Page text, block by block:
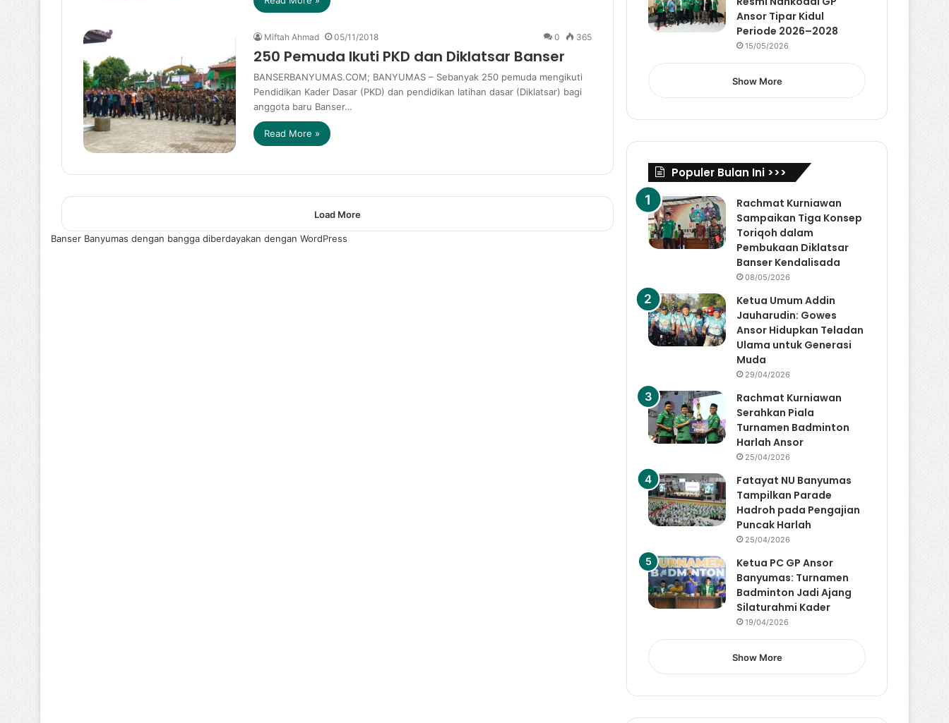
Miftah Ahmad 05/11/2018 0 365
250 Pemuda Ikuti PKD dan Diklatsar Banser
BANSERBANYUMAS.COM; BANYUMAS – Sebanyak 250 pemuda mengikuti
Pendidikan Kader Dasar (PKD) dan pendidikan latihan dasar (Diklatsar) bagi
anggota baru Banser…
Read More »
Load More
Ansor Tipar Kidul
Periode 2026–2028
15/05/2026
Show More
Populer Bulan Ini >>>
Rachmat Kurniawan
Sampaikan Tiga Konsep
Toriqoh dalam
Pembukaan Diklatsar
Banser Kendalisada
08/05/2026
Ketua Umum Addin
Jauharudin: Gowes
Ansor Hidupkan Teladan
Ulama untuk Generasi
Muda
29/04/2026
Rachmat Kurniawan
Serahkan Piala
Turnamen Badminton
Harlah Ansor
25/04/2026
Fatayat NU Banyumas
Tampilkan Parade
Hadroh pada Pengajian
Puncak Harlah
25/04/2026
Ketua PC GP Ansor
Banyumas: Turnamen
Badminton Jadi Ajang
Silaturahmi Kader
19/04/2026
Show More
Banser Banyumas dengan bangga diberdayakan dengan WordPress